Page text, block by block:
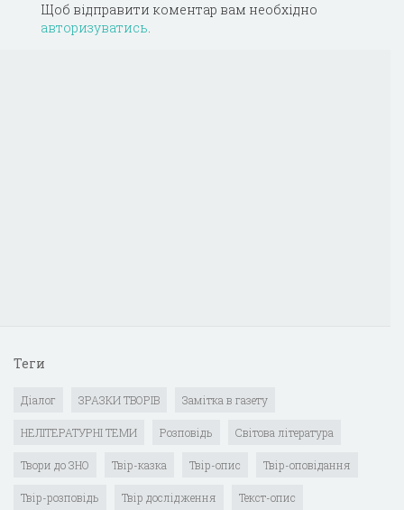
Щоб відправити коментар вам необхідно
авторизуватись.
Теги
Діалог ЗРАЗКИ ТВОРІВ Замітка в газету
НЕЛІТЕРАТУРНІ ТЕМИ Розповідь Світова література
Твори до ЗНО Твір-казка Твір-опис Твір-оповідання
Твір-розповідь Твір дослідження Текст-опис